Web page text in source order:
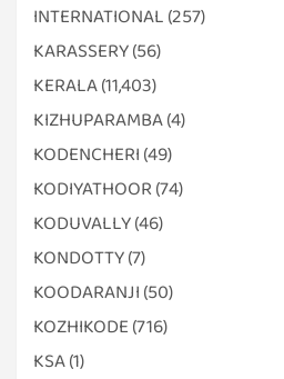
INTERNATIONAL (257)
KARASSERY(56)
KERALA(11,403)
KIZHUPARAMBA(4)
KODENCHERI (49)
KODIYATHOOR (74)
KODUVALLY(46)
KONDOTTY(7)
KOODARANJI (50)
KOZHIKODE (716)
KSA(1)